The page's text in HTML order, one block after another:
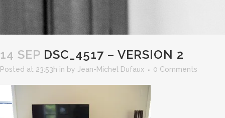
14 SEP DSC_4517 – VERSION 2
Posted at 23:53h in by Jean-Michel Dufaux 0 Comments